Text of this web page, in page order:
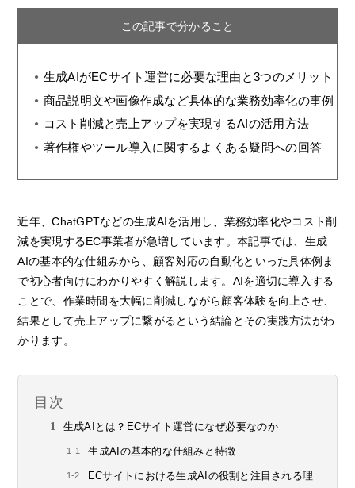
この記事で分かること
生成AIがECサイト運営に必要な理由と3つのメリット
商品説明文や画像作成など具体的な業務効率化の事例
コスト削減と売上アップを実現するAIの活用方法
著作権やツール導入に関するよくある疑問への回答
近年、ChatGPTなどの生成AIを活用し、業務効率化やコスト削
減を実現するEC事業者が急増しています。本記事では、生成
AIの基本的な仕組みから、顧客対応の自動化といった具体例ま
で初心者向けにわかりやすく解説します。AIを適切に導入する
ことで、作業時間を大幅に削減しながら顧客体験を向上させ、
結果として売上アップに繋がるという結論とその実践方法がわ
かります。
目次
生成AIとは？ECサイト運営になぜ必要なのか
生成AIの基本的な仕組みと特徴
ECサイトにおける生成AIの役割と注目される理